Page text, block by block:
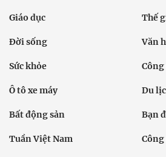
Giáo dục Thế
Đời sống Văn
Sức khỏe
Ô tô xe máy Du
Bất động sản Bạn
Tuần Việt Nam